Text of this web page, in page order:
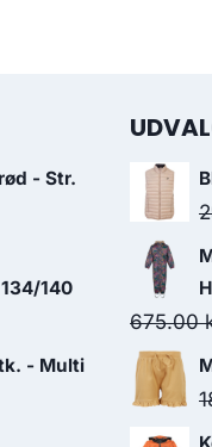
- Str.
140
- Multi
675.00